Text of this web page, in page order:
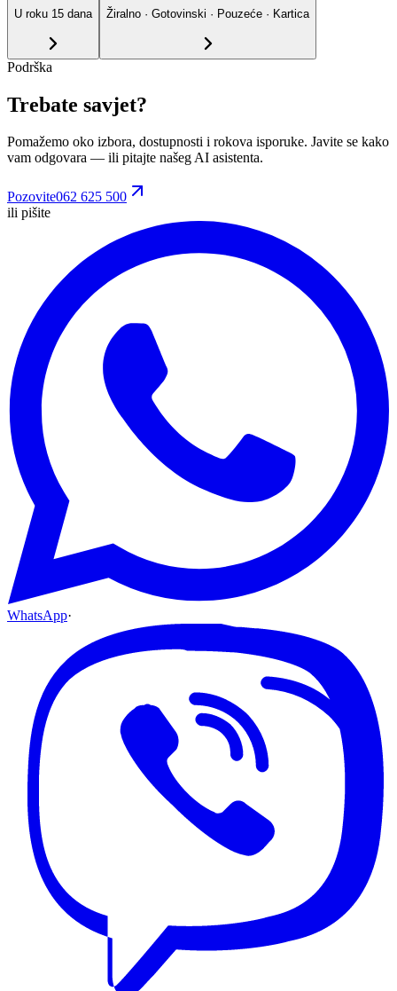
U roku 15 dana
Žiralno · Gotovinski · Pouzeće · Kartica
Podrška
Trebate savjet?
Pomažemo oko izbora, dostupnosti i rokova isporuke. Javite se kako
vam odgovara — ili pitajte našeg AI asistenta.
Pozovite062 625 500
ili pišite
WhatsApp·